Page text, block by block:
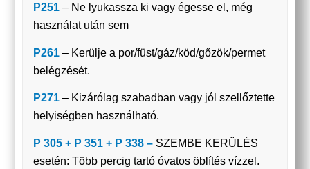
P251– Ne lyukassza ki vagy égesse el, még
használat után sem
P261– Kerülje a por/füst/gáz/köd/gőzök/permet
belégzését.
P271– Kizárólag szabadban vagy jól szellőztette
helyiségben használható.
P 305 + P 351 + P 338 – SZEMBE KERÜLÉS
esetén: Több percig tartó óvatos öblítés vízzel.